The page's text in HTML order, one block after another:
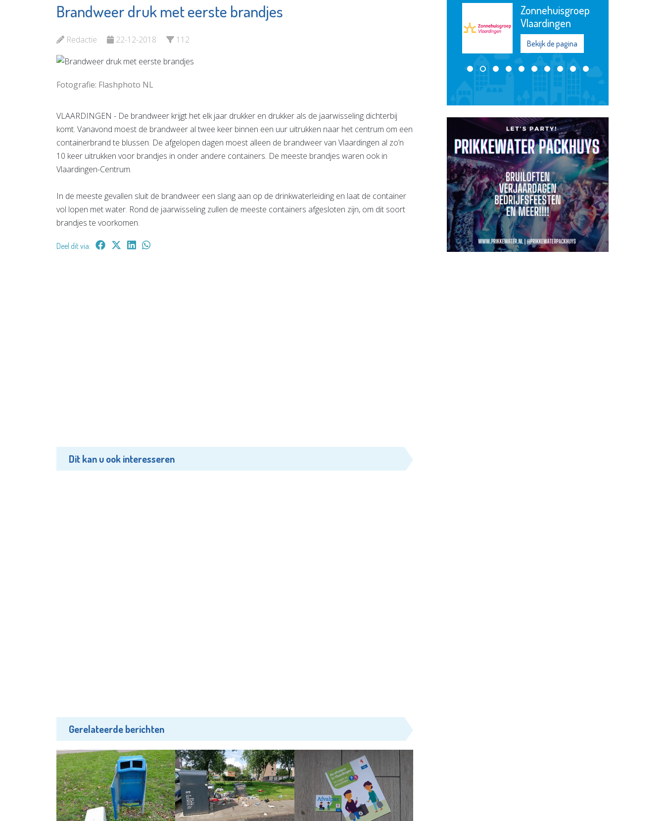
Brandweer druk met eerste brandjes
Redactie 22-12-2018 112
Fotografie: Flashphoto NL
VLAARDINGEN - De brandweer krijgt het elk jaar drukker en drukker als de jaarwisseling dichterbij
komt. Vanavond moest de brandweer al twee keer binnen een uur uitrukken naar het centrum om een
containerbrand te blussen. De afgelopen dagen moest alleen de brandweer van Vlaardingen al zo’n
10 keer uitrukken voor brandjes in onder andere containers. De meeste brandjes waren ook in
Vlaardingen-Centrum.
In de meeste gevallen sluit de brandweer een slang aan op de drinkwaterleiding en laat de container
vol lopen met water. Rond de jaarwisseling zullen de meeste containers afgesloten zijn, om dit soort
brandjes te voorkomen.
Deel dit via:
Dit kan u ook interesseren
Gerelateerde berichten
Bekijk de pagina
Aanloophuis De
Zonnehuisgroep
Vlaardingen
Bekijk de pagina